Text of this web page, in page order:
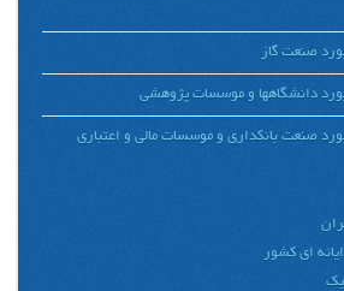
صنعت گاز
دانشگاهها و موسسات پژوهشی
صنعت بانکداری و موسسات مالی و اعتباری
ای کشور